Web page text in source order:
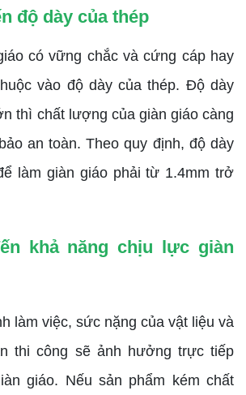
độ dày của thép
có vững chắc và cứng cáp hay
vào độ dày của thép. Độ dày
thì chất lượng của giàn giáo càng
an toàn. Theo quy định, độ dày
làm giàn giáo phải từ 1.4mm trở
khả năng chịu lực giàn
làm việc, sức nặng của vật liệu và
thi công sẽ ảnh hưởng trực tiếp
giáo. Nếu sản phẩm kém chất